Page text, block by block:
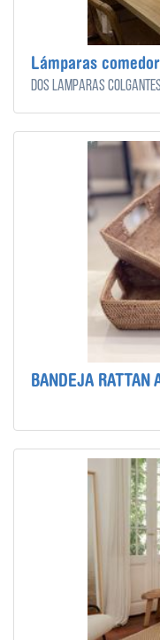
Lámparas
Dos lámparas
BANDEJA RATTAN